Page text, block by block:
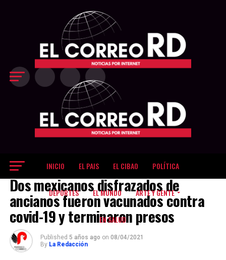
INICIO EL PAIS EL CIBAO POLÍTICA
DEPORTES EL MUNDO ARTE Y GENTE
EN SALUD
EL MUNDO
Dos mexicanos disfrazados de
ancianos fueron vacunados contra
covid-19 y terminaron presos
Published 5 años ago on 08/04/2021
By La Redacción
Exit mobile version